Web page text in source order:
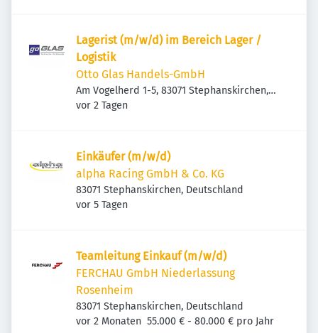
Lagerist (m/w/d) im Bereich Lager /
Logistik
Otto Glas Handels-GmbH
Am Vogelherd 1-5, 83071 Stephanskirchen,
Deutschland
Veröffentlicht
vor 2 Tagen
Einkäufer (m/w/d)
alpha Racing GmbH & Co. KG
83071 Stephanskirchen, Deutschland
Veröffentlicht
vor 5 Tagen
Team­lei­tung Einkauf (m/w/d)
FERCHAU GmbH Niederlassung
Rosenheim
83071 Stephanskirchen, Deutschland
Veröffentlicht:
vor 2 Monaten 55.000 € - 80.000 € pro Jahr